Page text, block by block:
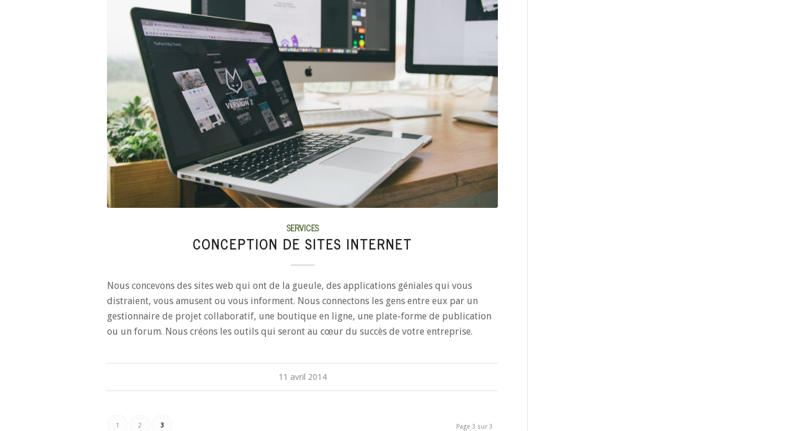
SERVICES
CONCEPTION DE SITES INTERNET
Nous concevons des sites web qui ont de la gueule, des applications géniales qui vous
distraient, vous amusent ou vous informent. Nous connectons les gens entre eux par un
gestionnaire de projet collaboratif, une boutique en ligne, une plate-forme de publication
ou un forum. Nous créons les outils qui seront au cœur du succès de votre entreprise.
11 avril 2014
Page 3 sur 3
1 2 3